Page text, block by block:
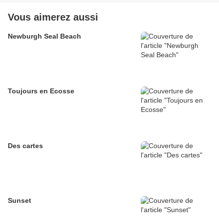
Vous aimerez aussi
Newburgh Seal Beach
Toujours en Ecosse
Des cartes
Sunset